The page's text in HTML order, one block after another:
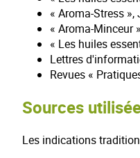
« Aroma-Stress »,
« Aroma-Minceur
« Les huiles
Lettres
Revues «
Sources
Les indications